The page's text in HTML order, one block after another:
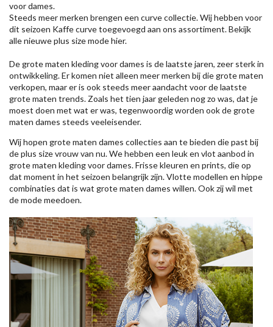
voor dames.
Steeds meer merken brengen een curve collectie. Wij hebben voor
dit seizoen Kaffecurve toegevoegd aan ons assortiment. Bekijk
alle nieuweplus size modehier.
De grote maten kleding voor dames is de laatste jaren, zeer sterk in
ontwikkeling. Er komen niet alleen meer merken bij die grote maten
verkopen, maar er is ook steeds meer aandacht voor de laatste
grote maten trends. Zoals het tien jaar geleden nog zo was, dat je
moest doen met wat er was, tegenwoordig worden ook de grote
maten dames steeds veeleisender.
Wij hopen grote maten dames collecties aan te bieden die past bij
de plus size vrouw van nu. We hebben een leuk en vlot aanbod in
grote maten kleding voor dames. Frisse kleuren en prints, die op
dat moment in het seizoen belangrijk zijn. Vlotte modellen en hippe
combinaties dat is wat grote maten dames willen. Ook zij wil met
de mode meedoen.